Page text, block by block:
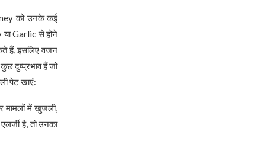
को उनके कई
या Garlic से होने
हैं, इसलिए वजन
दुष्प्रभाव हैं जो
पेट खाएं:
मामलों में खुजली,
है, तो उनका